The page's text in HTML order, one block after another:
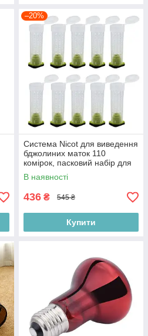
–20%
Система Nicot для виведення
бджолиних маток 110
комірок, пасковий набір для
медицини та матководства
В наявності
436 ₴ 545 ₴
Купити